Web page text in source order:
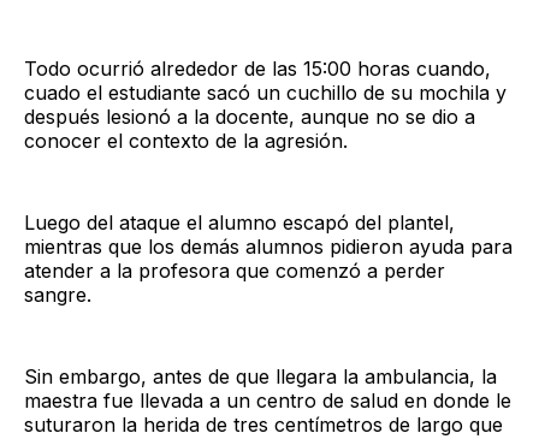
Todo ocurrió alrededor de las 15:00 horas cuando,
cuado el estudiante sacó un cuchillo de su mochila y
después lesionó a la docente, aunque no se dio a
conocer el contexto de la agresión.
Luego del ataque el alumno escapó del plantel,
mientras que los demás alumnos pidieron ayuda para
atender a la profesora que comenzó a perder
sangre.
Sin embargo, antes de que llegara la ambulancia, la
maestra fue llevada a un centro de salud en donde le
suturaron la herida de tres centímetros de largo que